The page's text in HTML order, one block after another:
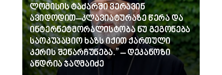
ლომისის ტაძარში ვერავინ
ავიდოდით–კლავიატურაზე წერა და
ინტერნეტმორალისტობა ნუ გეგონება
საოკუპაციო ხაზს იქით ქართული
კერის შენარჩუნება.” – დეკანოზი
ანდრია ჯაღმაიძე